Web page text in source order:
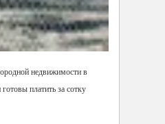
недвижимости в
платить за сотку